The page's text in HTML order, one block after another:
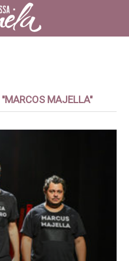
"MARCOS MAJELLA"